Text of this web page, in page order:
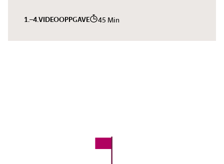
1.–4.VIDEOOPPGAVE 45 Min